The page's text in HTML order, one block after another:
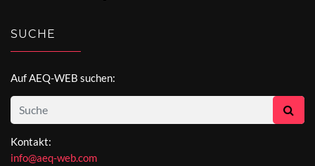
SUCHE
Auf AEQ-WEB suchen:
Kontakt:
info@aeq-web.com